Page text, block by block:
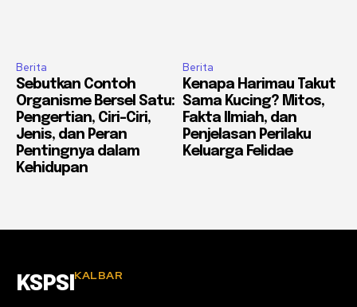
Berita
Sebutkan Contoh
Organisme Bersel Satu:
Pengertian, Ciri-Ciri,
Jenis, dan Peran
Pentingnya dalam
Kehidupan
Berita
Kenapa Harimau Takut
Sama Kucing? Mitos,
Fakta Ilmiah, dan
Penjelasan Perilaku
Keluarga Felidae
KSPSI KALBAR